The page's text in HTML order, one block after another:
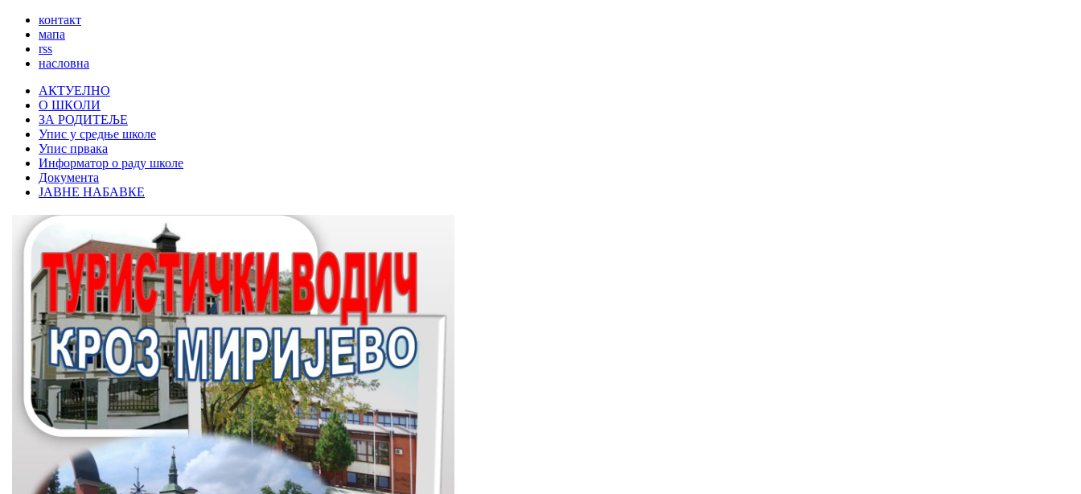
контакт
мапа
rss
насловна
АКТУЕЛНО
О ШКОЛИ
ЗА РОДИТЕЉЕ
Упис у средње школе
Упис првака
Информатор о раду школе
Документа
ЈАВНЕ НАБАВКЕ